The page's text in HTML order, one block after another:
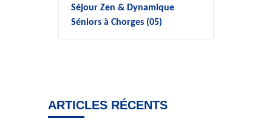
Séjour Zen & Dynamique
Séniors à Chorges (05)
ARTICLES RÉCENTS